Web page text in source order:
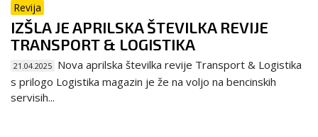
Revija
IZŠLA JE APRILSKA ŠTEVILKA REVIJE
TRANSPORT & LOGISTIKA
21.04.2025 Nova aprilska številka revije Transport & Logistika
s prilogo Logistika magazin je že na voljo na bencinskih
servisih...